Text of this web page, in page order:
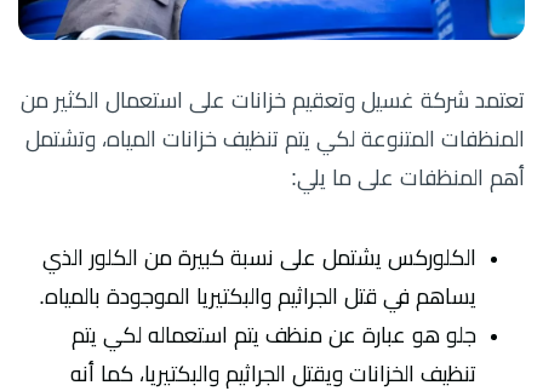
تعتمد شركة غسيل وتعقيم خزانات على استعمال الكثير من
المنظفات المتنوعة لكي يتم تنظيف خزانات المياه، وتشتمل
أهم المنظفات على ما يلي:
الكلوركس يشتمل على نسبة كبيرة من الكلور الذي
يساهم في قتل الجراثيم والبكتيريا الموجودة بالمياه.
جلو هو عبارة عن منظف يتم استعماله لكي يتم
تنظيف الخزانات ويقتل الجراثيم والبكتيريا، كما أنه